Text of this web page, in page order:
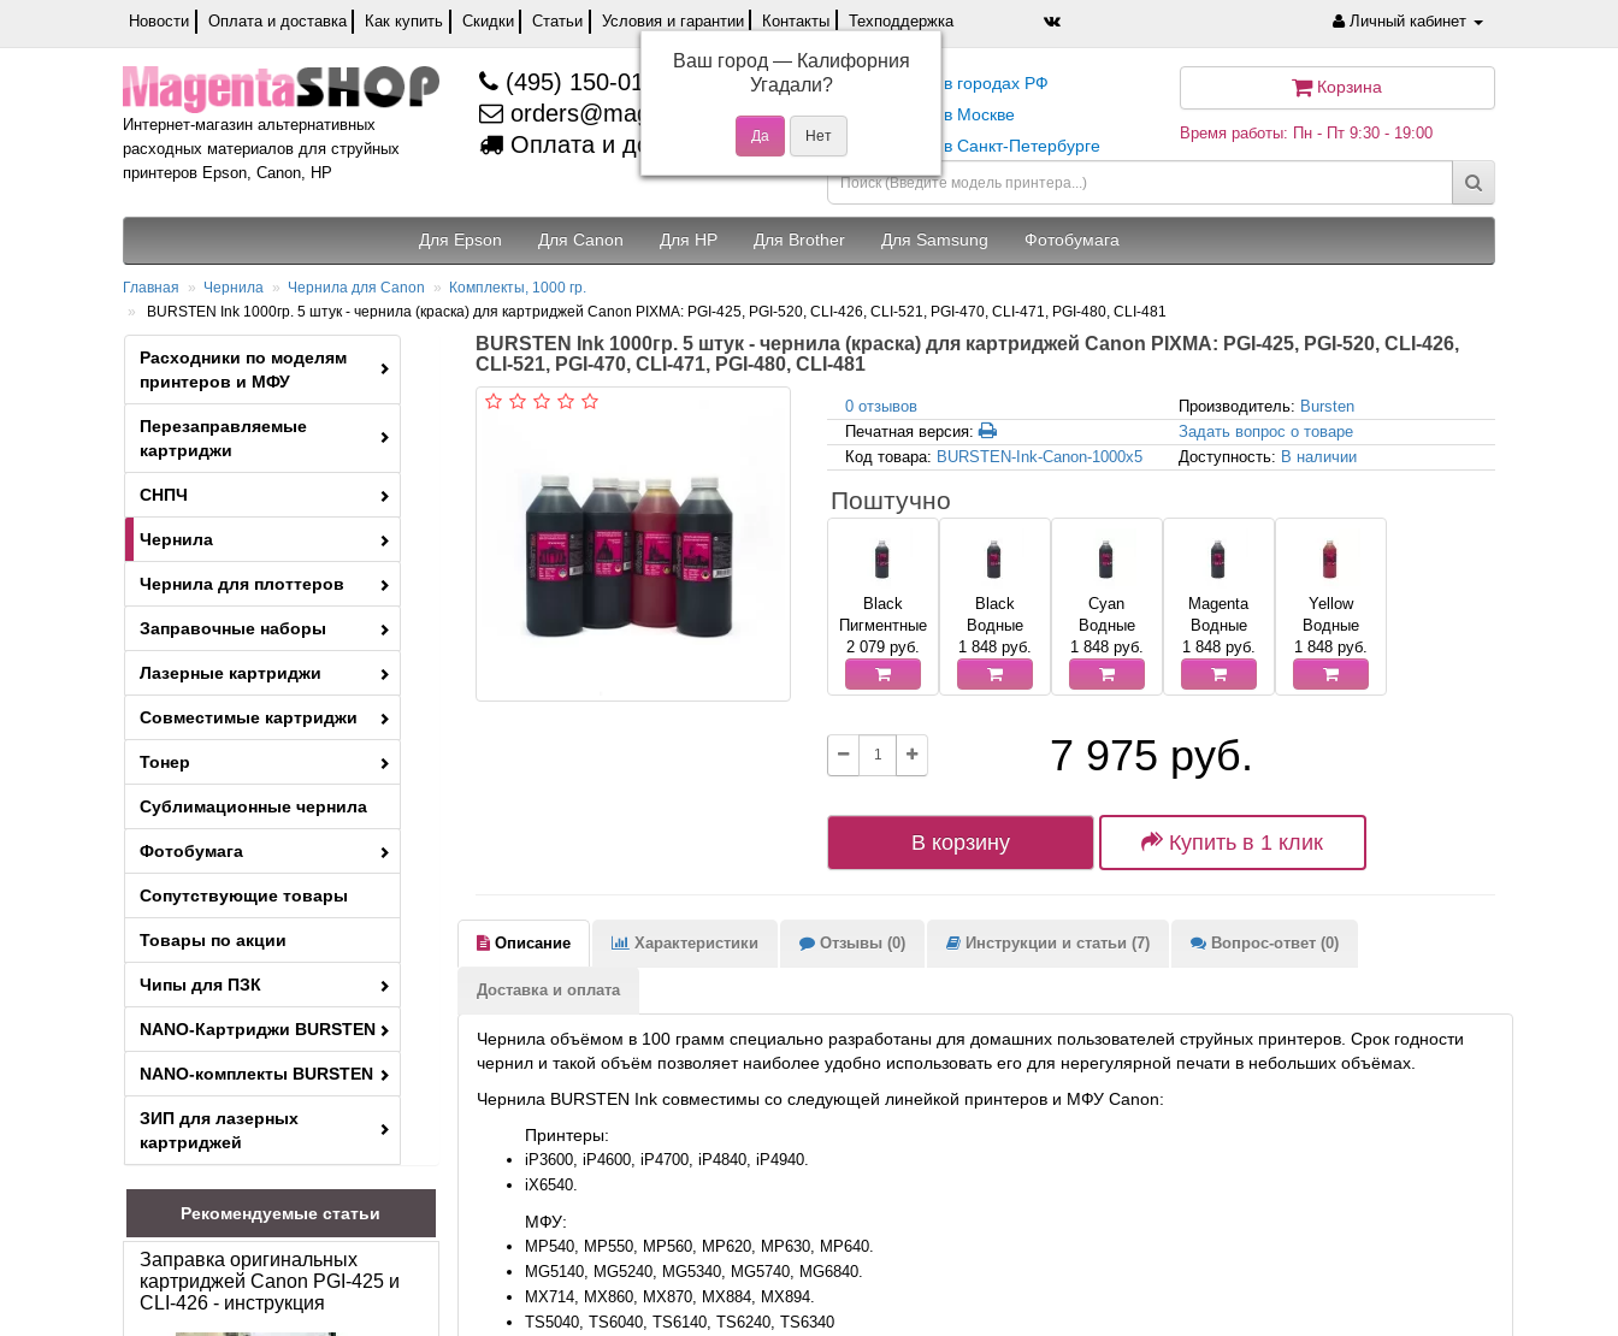
Новости Оплата и доставка Как купить Скидки Статьи Условия и гарантии Контакты Техподдержка Личный кабинет
Интернет-магазин альтернативных
расходных материалов для струйных
принтеров Epson, Canon, HP
(495) 150-01-37
orders@magentashop.ru
Оплата и доставка
Самовывоз в городах РФ
Самовывоз в Москве
Самовывоз в Санкт-Петербурге
Корзина
Время работы: Пн - Пт 9:30 - 19:00
Для Epson Для Canon Для HP Для Brother Для Samsung Фотобумага
Главная Чернила Чернила для Canon
Комплекты, 1000 гр.
BURSTEN Ink 1000гр. 5 штук - чернила (краска) для картриджей Canon PIXMA: PGI-425, PGI-520, CLI-426, CLI-521, PGI-470, CLI-471, PGI-480, CLI-481
Расходники по моделям
принтеров и МФУ
Перезаправляемые
картриджи
СНПЧ
Чернила
Чернила для плоттеров
Заправочные наборы
Лазерные картриджи
Совместимые картриджи
Тонер
Сублимационные чернила
Фотобумага
Сопутствующие товары
Товары по акции
Чипы для ПЗК
NANO-Картриджи BURSTEN
NANO-комплекты BURSTEN
ЗИП для лазерных
картриджей
Рекомендуемые статьи
Заправка оригинальных
картриджей Canon PGI-425 и
CLI-426 - инструкция
BURSTEN Ink 1000гр. 5 штук - чернила (краска) для картриджей Canon PIXMA: PGI-425, PGI-520, CLI-426,
CLI-521, PGI-470, CLI-471, PGI-480, CLI-481
0 отзывов Производитель: Bursten
Печатная версия:
Задать вопрос о товаре
Код товара: BURSTEN-Ink-Canon-1000x5 Доступность: В наличии
Поштучно
Black
Пигментные
2 079руб.
Black
Водные
1 848руб.
Cyan
Водные
1 848руб.
Magenta
Водные
1 848руб.
Yellow
Водные
1 848руб.
7 975 руб.
В корзину Купить в 1 клик
Описание Характеристики Отзывы (0) Инструкции и статьи (7) Вопрос-ответ (0)
Доставка и оплата
Чернила объёмом в 100 грамм специально разработаны для домашних пользователей струйных принтеров. Срок годности
чернил и такой объём позволяет наиболее удобно использовать его для нерегулярной печати в небольших объёмах.
Чернила BURSTEN Ink совместимы со следующей линейкой принтеров и МФУ Canon:
Принтеры:
iP3600, iP4600, iP4700, iP4840, iP4940.
iX6540.
МФУ:
MP540, MP550, MP560, MP620, MP630, MP640.
MG5140, MG5240, MG5340, MG5740, MG6840.
MX714, MX860, MX870, MX884, MX894.
TS5040, TS6040, TS6140, TS6240, TS6340
Ваш город — Калифорния
Угадали?